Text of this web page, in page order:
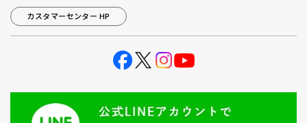
カスタマーセンター HP